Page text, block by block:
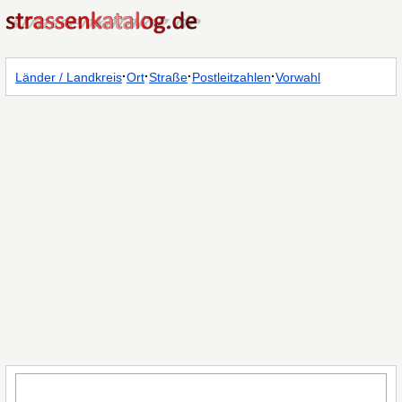
Länder / Landkreis·Ort·Straße·Postleitzahlen·Vorwahl